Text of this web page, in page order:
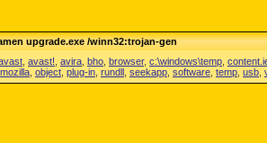
upgrade.exe /winn32:trojan-gen
avast! avira bho browser, c:\windows\temp
mozilla object plug-in rundll seekapp software temp usb